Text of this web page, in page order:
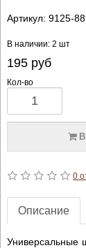
Артикул: 9125-
В наличии: 2 шт
195руб
Кол-во
В
0
Описание
Универсальные